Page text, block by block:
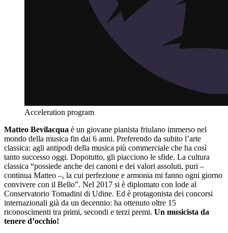
Acceleration program
Matteo Bevilacqua è un giovane pianista friulano immerso nel
mondo della musica fin dai 6 anni. Preferendo da subito l’arte
classica: agli antipodi della musica più commerciale che ha così
tanto successo oggi. Dopotutto, gli piacciono le sfide. La cultura
classica “possiede anche dei canoni e dei valori assoluti, puri –
continua Matteo –, la cui perfezione e armonia mi fanno ogni giorno
convivere con il Bello”. Nel 2017 si è diplomato con lode al
Conservatorio Tomadini di Udine. Ed è protagonista dei concorsi
internazionali già da un decennio: ha ottenuto oltre 15
riconoscimenti tra primi, secondi e terzi premi. Un musicista da
tenere d’occhio!